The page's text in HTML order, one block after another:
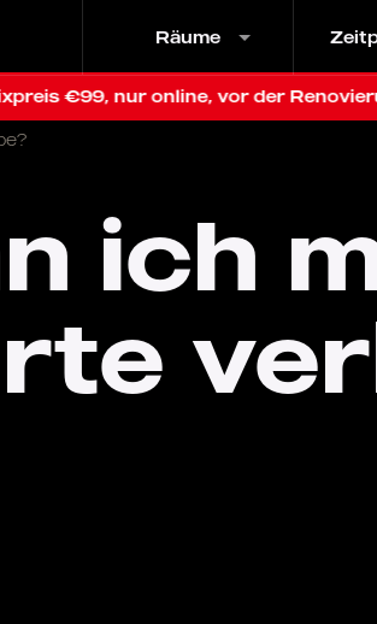
Räume
nur online, vor der Renovierung
ich